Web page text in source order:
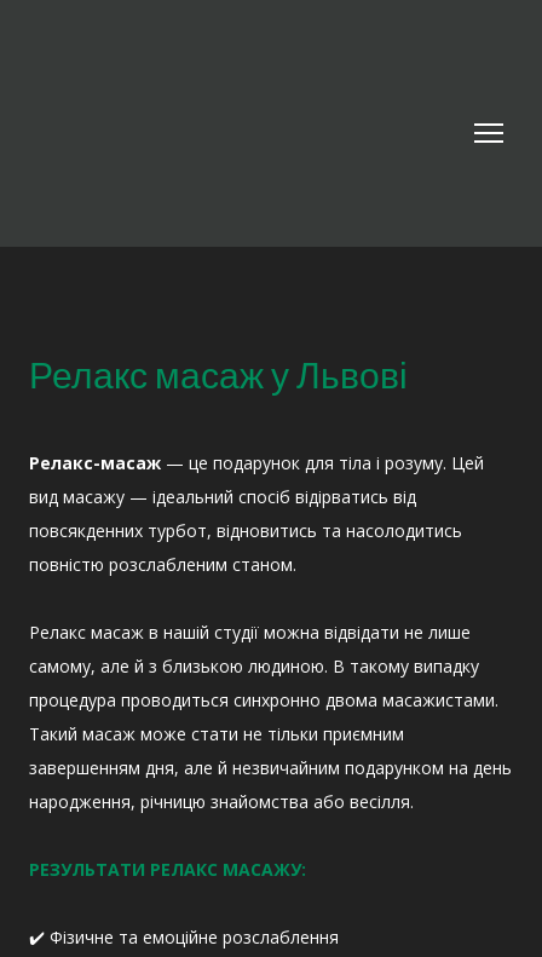
Релакс масаж у Львові
Релакс-масаж — це подарунок для тіла і розуму. Цей
вид масажу — ідеальний спосіб відірватись від
повсякденних турбот, відновитись та насолодитись
повністю розслабленим станом.
Релакс масаж в нашій студії можна відвідати не лише
самому, але й з близькою людиною. В такому випадку
процедура проводиться синхронно двома масажистами.
Такий масаж може стати не тільки приємним
завершенням дня, але й незвичайним подарунком на день
народження, річницю знайомства або весілля.
РЕЗУЛЬТАТИ РЕЛАКС МАСАЖУ:
✔️ Фізичне та емоційне розслаблення